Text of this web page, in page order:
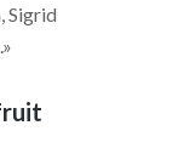
Sigrid